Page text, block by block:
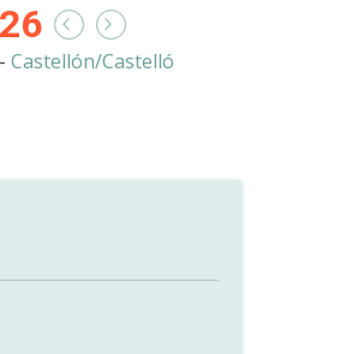
Castellón/Castelló